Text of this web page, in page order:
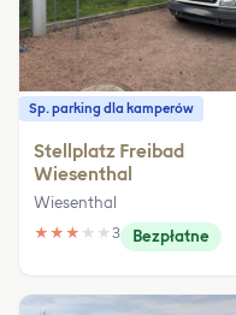
Sp. parking dla kamperów
Stellplatz Freibad
Wiesenthal
Wiesenthal
★ ★ ★ ★ ★ 3 Bezpłatne